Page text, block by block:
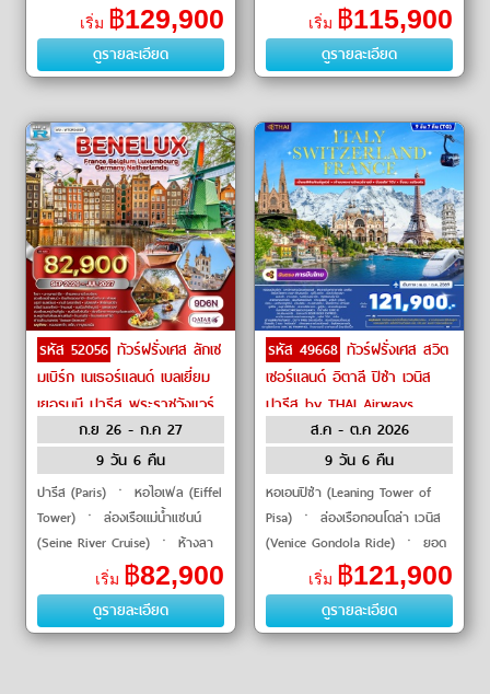
เบิร์ก (Heidelberg Castle)ㆍยอด
เขาจุงเฟรา กระเช้าไอเกอร์เอ็�
เริ่ม ฿129,900
ดูรายละเอียด
(Trocadero)ㆍประตูชัย (Arc de
Triomphe)ㆍถนนชองเอลิเซ่
(Champs Elysees)ㆍพระราชว�
เริ่ม ฿115,900
ดูรายละเอียด
รหัส 52056 ทัวร์ฝรั่งเศส ลักเซ
มเบิร์ก เนเธอร์แลนด์ เบลเยี่ยม
เยอรมนี ปารีส พระราชวังแวร์
ซาย บรูจจ์ เกนต์ บรัสเซลส์ ลัก
เซมเบิร์ก เทรียร์ โคโลญจน์ by
Qatar Airways
ก.ย 26 - ก.ค 27
9 วัน 6 คืน
ปารีส (Paris) ㆍ หอไอเฟล (Eiffel
Tower) ㆍ ล่องเรือแม่น้ำแซนน์
(Seine River Cruise) ㆍ ห้างลา
ฟาแยต (Galeries Lafayette) ㆍ
พระราชวังแวร์ซาย (Versailles
Palace) ㆍ บรูจจ�
เริ่ม ฿82,900
ดูรายละเอียด
รหัส 49668 ทัวร์ฝรั่งเศส สวิต
เซอร์แลนด์ อิตาลี ปิซ่า เวนิส
ปารีส by THAI Airways
ส.ค - ต.ค 2026
9 วัน 6 คืน
หอเอนปิซ่า (Leaning Tower of
Pisa) ㆍ ล่องเรือกอนโดล่า เวนิส
(Venice Gondola Ride) ㆍ ยอด
เขาจุงเฟรา (Jungfraujoch) ㆍ
พิพิธภัณฑ์ลูฟวร์ (Louvre
Museum) ㆍ หอไอเฟล
เริ่ม ฿121,900
ดูรายละเอียด